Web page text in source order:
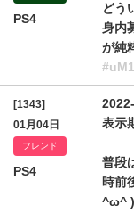
PS4
どう
身内
が純
[1343]
01月04日
フレンド
PS4
表示
普段
時前
^ω^ )